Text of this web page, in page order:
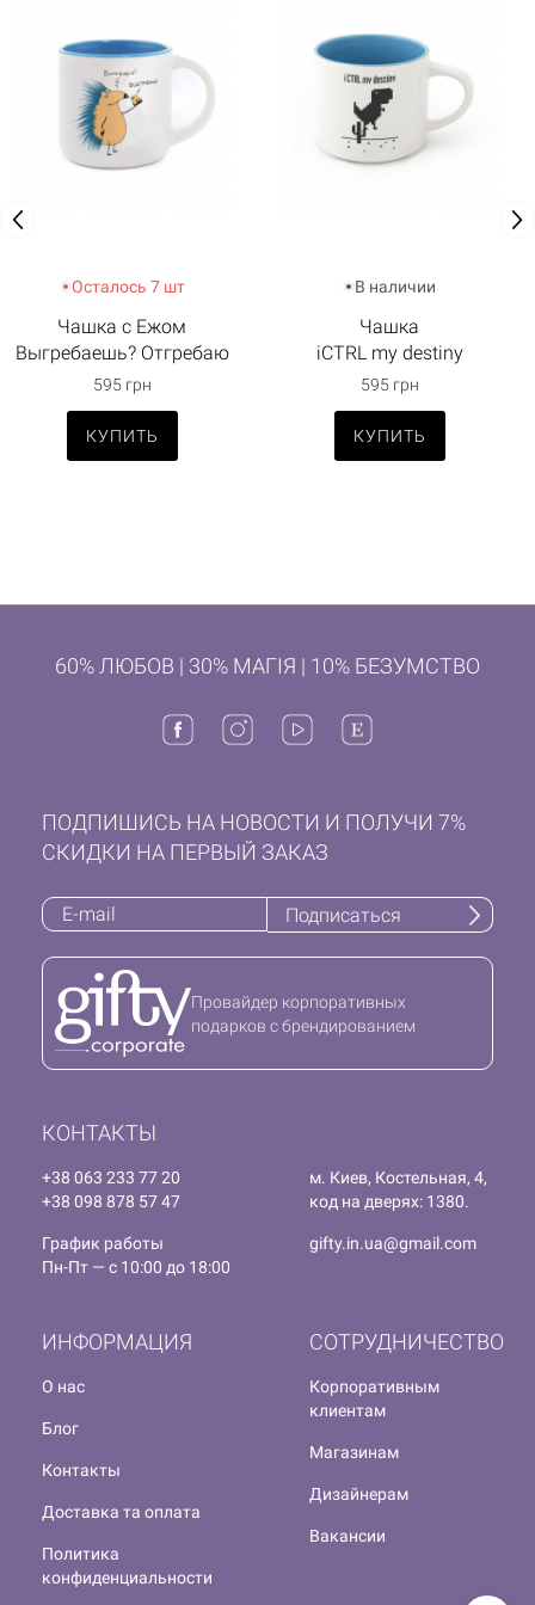
Осталось 7 шт
Чашка с Ежом
Выгребаешь? Отгребаю
595 грн
КУПИТЬ
В наличии
Чашка
iCTRL my destiny
595 грн
КУПИТЬ
60% ЛЮБОВ | 30% МАГІЯ | 10% БЕЗУМСТВО
КОНТАКТЫ
+38 063 233 77 20
+38 098 878 57 47
м. Киев, Костельная, 4,
код на дверях: 1380.
График работы
Пн-Пт — с 10:00 до 18:00
gifty.in.ua@gmail.com
СОТРУДНИЧЕСТВО
Корпоративным
клиентам
Магазинам
Дизайнерам
Вакансии
ИНФОРМАЦИЯ
О нас
Блог
Контакты
Доставка та оплата
Политика
конфиденциальности
ПОДПИШИСЬ НА НОВОСТИ И ПОЛУЧИ 7%
СКИДКИ НА ПЕРВЫЙ ЗАКАЗ
Подписаться
Провайдер корпоративных
подарков с брендированием